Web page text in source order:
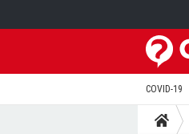
COVID-19